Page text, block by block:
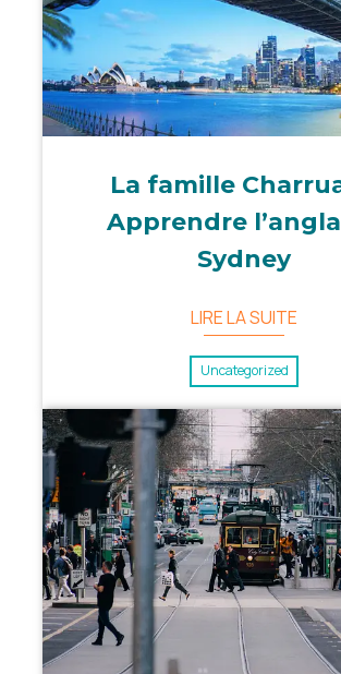
La famille
Apprendre
Sydney
LIRE LA SUITE
Uncategorized